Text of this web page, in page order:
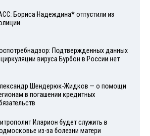
Бориса Надеждина* отпустили из
Подтвержденных данных
вируса Бурбон в России нет
Шендерюк-Жидков — о помощи
в погашении кредитных
Иларион будет служить в
из-за болезни матери